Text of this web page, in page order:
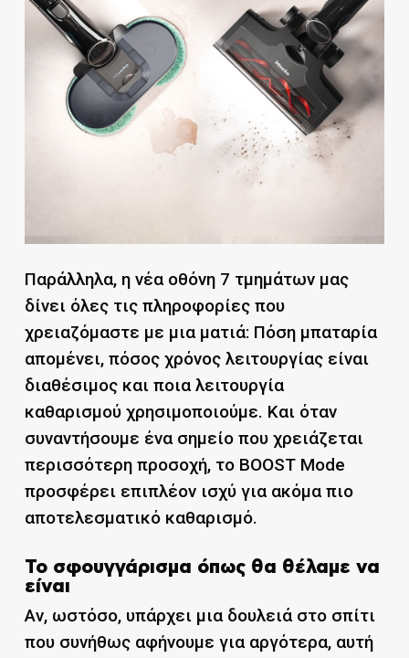
Παράλληλα, η νέα οθόνη 7 τμημάτων μας
δίνει όλες τις πληροφορίες που
χρειαζόμαστε με μια ματιά: Πόση μπαταρία
απομένει, πόσος χρόνος λειτουργίας είναι
διαθέσιμος και ποια λειτουργία
καθαρισμού χρησιμοποιούμε. Και όταν
συναντήσουμε ένα σημείο που χρειάζεται
περισσότερη προσοχή, το BOOST Mode
προσφέρει επιπλέον ισχύ για ακόμα πιο
αποτελεσματικό καθαρισμό.
Το σφουγγάρισμα όπως θα θέλαμε να
είναι
Αν, ωστόσο, υπάρχει μια δουλειά στο σπίτι
που συνήθως αφήνουμε για αργότερα, αυτή